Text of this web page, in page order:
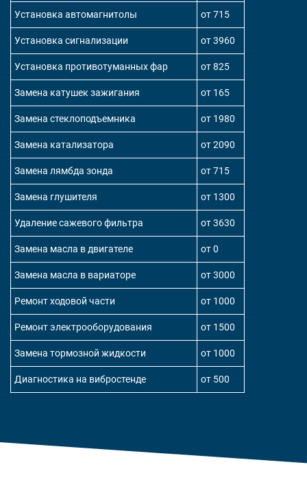
Установка автомагнитолы от 715
Установка сигнализации от 3960
Установка противотуманных фар от 825
Замена катушек зажигания от 165
Замена стеклоподъемника от 1980
Замена катализатора от 2090
Замена лямбда зонда от 715
Замена глушителя от 1300
Удаление сажевого фильтра от 3630
Замена масла в двигателе от 0
Замена масла в вариаторе от 3000
Ремонт ходовой части от 1000
Ремонт электрооборудования от 1500
Замена тормозной жидкости от 1000
Диагностика на вибростенде от 500